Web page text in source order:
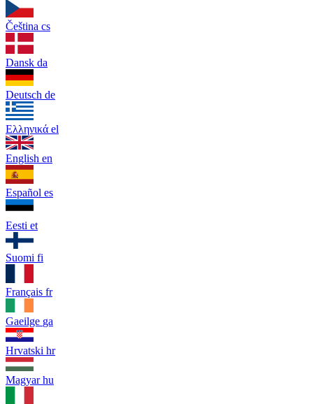
Čeština cs
Dansk da
Deutsch de
Ελληνικά el
English en
Español es
Eesti et
Suomi fi
Français fr
Gaeilge ga
Hrvatski hr
Magyar hu